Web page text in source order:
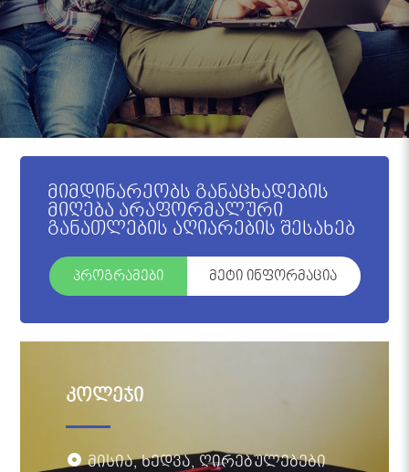
მიმდინარეობს განაცხადების
მიღება არაფორმალური
განათლების აღიარების შესახებ
პროგრამები მეტი ინფორმაცია
კოლეჯი
მისია, ხედვა, ღირებულებები